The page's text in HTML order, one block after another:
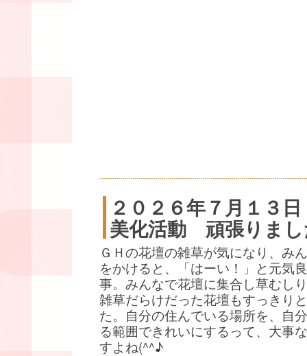
２０２６年７月１３日
美化活動 頑張りま
ＧＨの花壇の雑草が気になり、み
をかけると、「はーい！」と元気
事。みんなで花壇に集合し草むし
雑草だらけだった花壇もすっきり
た。自分の住んでいる場所を、自
る範囲できれいにするって、大事
すよね(^^♪